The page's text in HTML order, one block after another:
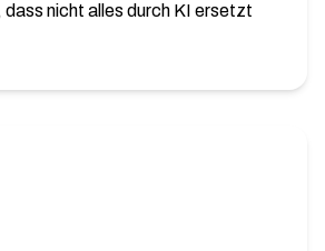
dass nicht alles durch KI ersetzt